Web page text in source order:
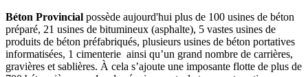
Béton Provincial possède aujourd'hui plus de 100 usines de béton
préparé, 21 usines de bitumineux (asphalte), 5 vastes usines de
produits de béton préfabriqués, plusieurs usines de béton portatives
informatisées, 1 cimenterie ainsi qu’un grand nombre de carrières,
gravières et sablières. À cela s’ajoute une imposante flotte de plus de